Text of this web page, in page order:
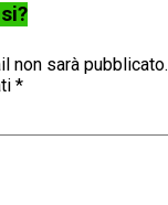
non sarà pubblicato.
*